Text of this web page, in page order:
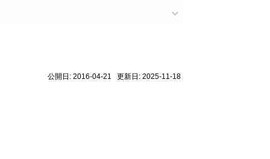
公開日: 2016-04-21 更新日: 2025-11-18